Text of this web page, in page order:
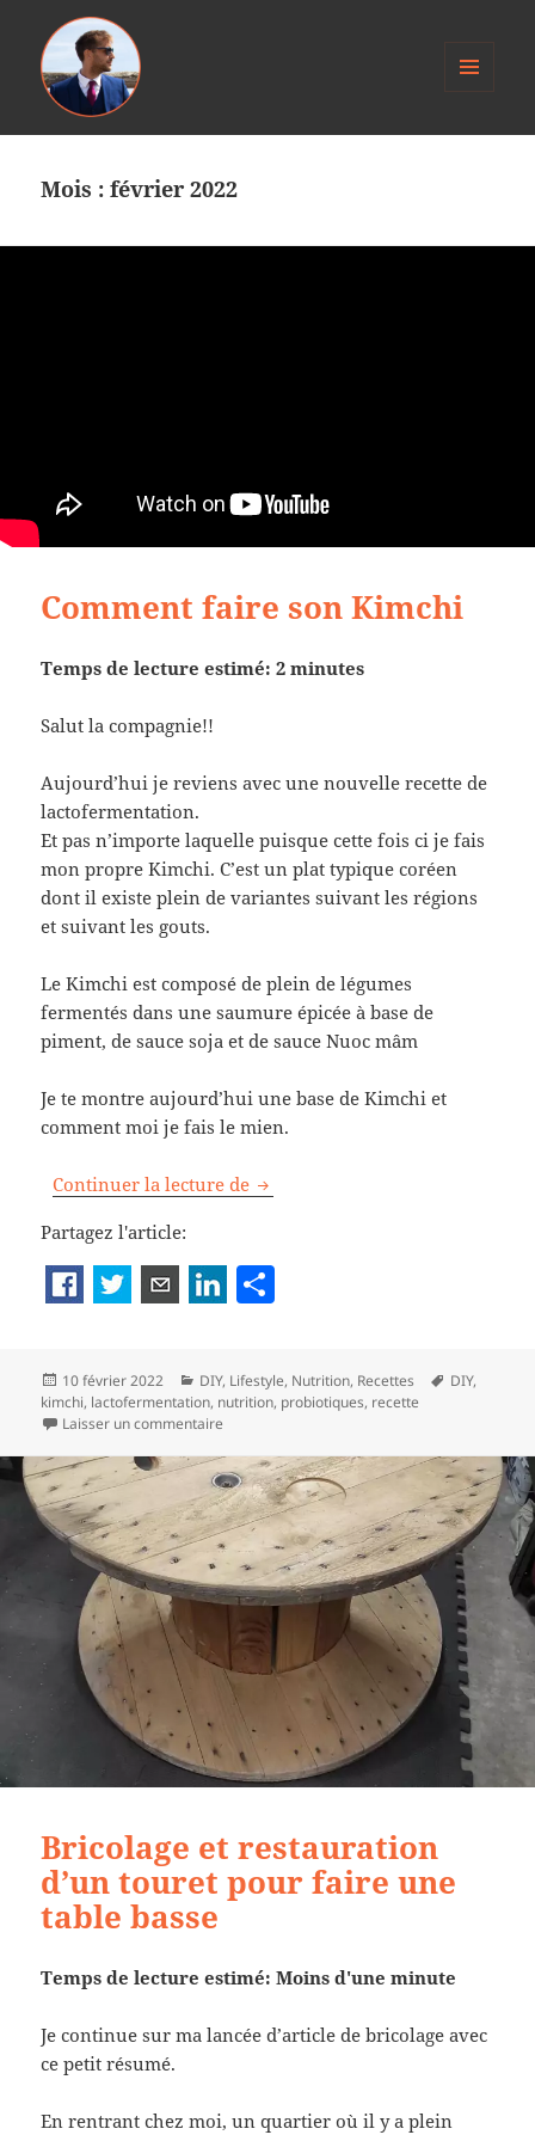
WIDGETS
Mois :février 2022
Comment faire son Kimchi
Temps de lecture estimé: 2 minutes
Salut la compagnie!!
Aujourd’hui je reviens avec une nouvelle recette de
lactofermentation.
Et pas n’importe laquelle puisque cette fois ci je fais
mon propre Kimchi. C’est un plat typique coréen
dont il existe plein de variantes suivant les régions
et suivant les gouts.
Le Kimchi est composé de plein de légumes
fermentés dans une saumure épicée à base de
piment, de sauce soja et de sauce Nuoc mâm
Je te montre aujourd’hui une base de Kimchi et
comment moi je fais le mien.
Continuer la lecture de Comment faire son Kimchi
Partagez l'article:
a
er
Publié
le
10 février 2022 Catégories
DIY, Lifestyle, Nutrition, Recettes
Mots-
DIY,
kimchi, lactofermentation, nutrition, probiotiques, recette
Laisser un commentaire
Bricolage et restauration
d’un touret pour faire une
table basse
Temps de lecture estimé: Moins d'une minute
Je continue sur ma lancée d’article de bricolage avec
ce petit résumé.
En rentrant chez moi, un quartier où il y a plein